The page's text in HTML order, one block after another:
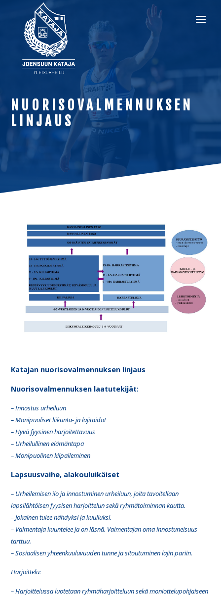
NUORISOVALMENNUKSEN
LINJAUS
Katajan nuorisovalmennuksen linjaus
Nuorisovalmennuksen laatutekijät:
– Innostus urheiluun
– Monipuoliset liikunta- ja lajitaidot
– Hyvä fyysinen harjoitettavuus
– Urheilullinen elämäntapa
– Monipuolinen kilpaileminen
Lapsuusvaihe, alakouluikäiset
– Urheilemisen ilo ja innostuminen urheiluun, joita tavoitellaan
lapsilähtöisen fyysisen harjoittelun sekä ryhmätoiminnan kautta.
– Jokainen tulee nähdyksi ja kuulluksi.
– Valmentaja kuuntelee ja on läsnä. Valmentajan oma innostuneisuus
tarttuu.
– Sosiaalisen yhteenkuuluvuuden tunne ja sitoutuminen lajin pariin.
Harjoittelu:
– Harjoittelussa luotetaan ryhmäharjoitteluun sekä moniottelupohjaiseen